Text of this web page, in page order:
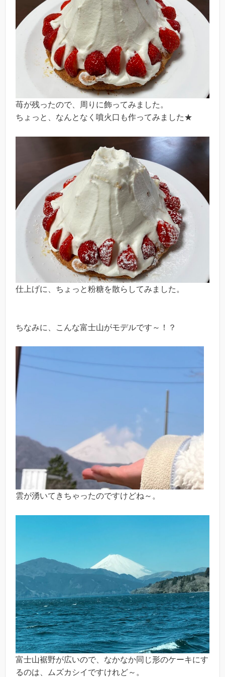
苺が残ったので、周りに飾ってみました。
ちょっと、なんとなく噴火口も作ってみました★
仕上げに、ちょっと粉糖を散らしてみました。
ちなみに、こんな富士山がモデルです～！？
雲が湧いてきちゃったのですけどね～。
富士山裾野が広いので、なかなか同じ形のケーキにす
るのは、ムズカシイですけれど～。